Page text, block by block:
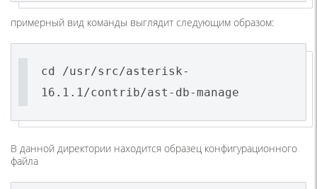
примерный вид команды выглядит следующим образом:
cd /usr/src/asterisk-
16.1.1/contrib/ast-db-manage
В данной директории находится образец конфигурационного
файла